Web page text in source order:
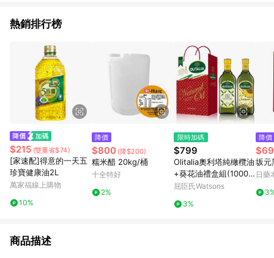
熱銷排行榜
$215 (雙重省$74)
[家速配]得意的一天五
珍寶健康油2L
萬家福線上購物
10%
降價
$800 (降$200)
糯米醋 20kg/桶
十全特好
2%
限時加碼
$799
Olitalia奧利塔純橄欖油
+葵花油禮盒組(1000m
lx2瓶)
屈臣氏Watsons
3%
降價
坂元
日藥
商品描述